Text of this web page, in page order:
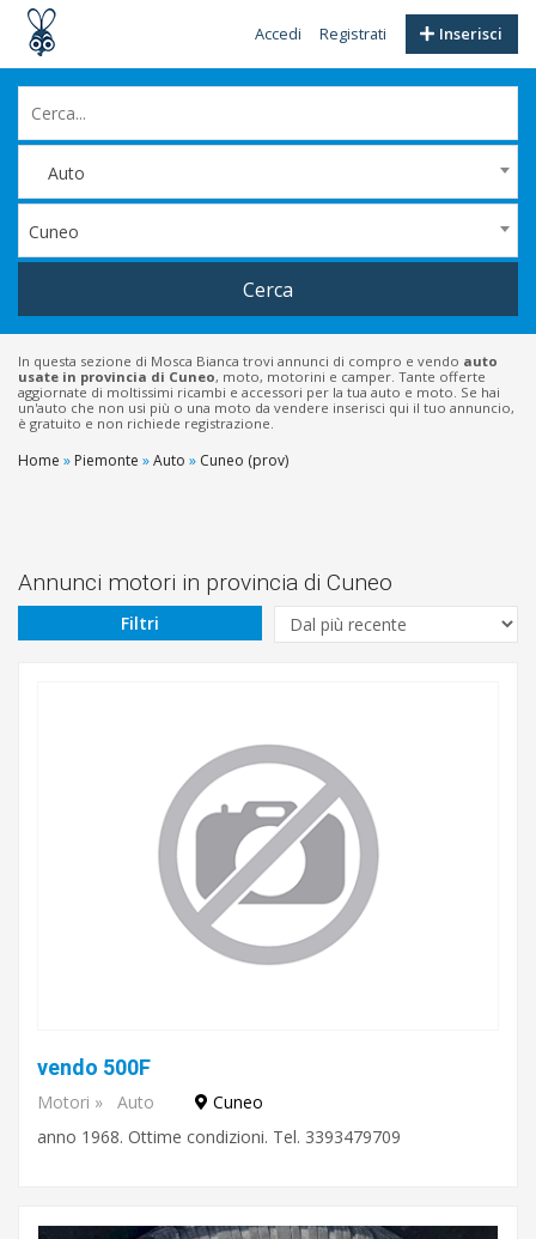
Inserisci
Accedi Registrati
Auto
Cuneo
Cerca
In questa sezione di Mosca Bianca trovi annunci di compro e vendo auto
usate in provincia di Cuneo, moto, motorini e camper. Tante offerte
aggiornate di moltissimi ricambi e accessori per la tua auto e moto. Se hai
un'auto che non usi più o una moto da vendere inserisci qui il tuo annuncio,
è gratuito e non richiede registrazione.
€
Carburante
Home » Piemonte »Auto » Cuneo (prov)
Annunci motori in provincia di Cuneo
Filtri
vendo 500F
Motori » Auto
Cuneo
anno 1968. Ottime condizioni. Tel. 3393479709